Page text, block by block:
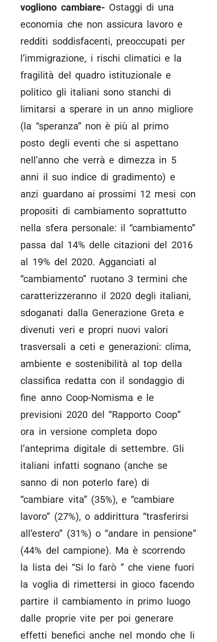
vogliono cambiare- Ostaggi di una
economia che non assicura lavoro e
redditi soddisfacenti, preoccupati per
l’immigrazione, i rischi climatici e la
fragilità del quadro istituzionale e
politico gli italiani sono stanchi di
limitarsi a sperare in un anno migliore
(la “speranza” non è più al primo
posto degli eventi che si aspettano
nell’anno che verrà e dimezza in 5
anni il suo indice di gradimento) e
anzi guardano ai prossimi 12 mesi con
propositi di cambiamento soprattutto
nella sfera personale: il “cambiamento”
passa dal 14% delle citazioni del 2016
al 19% del 2020. Agganciati al
“cambiamento” ruotano 3 termini che
caratterizzeranno il 2020 degli italiani,
sdoganati dalla Generazione Greta e
divenuti veri e propri nuovi valori
trasversali a ceti e generazioni: clima,
ambiente e sostenibilità al top della
classifica redatta con il sondaggio di
fine anno Coop-Nomisma e le
previsioni 2020 del “Rapporto Coop”
ora in versione completa dopo
l’anteprima digitale di settembre. Gli
italiani infatti sognano (anche se
sanno di non poterlo fare) di
“cambiare vita” (35%), e “cambiare
lavoro” (27%), o addirittura “trasferirsi
all’estero” (31%) o “andare in pensione”
(44% del campione). Ma è scorrendo
la lista dei “Si lo farò ” che viene fuori
la voglia di rimettersi in gioco facendo
partire il cambiamento in primo luogo
dalle proprie vite per poi generare
effetti benefici anche nel mondo che li